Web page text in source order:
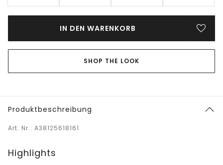
IN DEN WARENKORB
SHOP THE LOOK
Produktbeschreibung
Art. Nr.: A38125618161
Highlights